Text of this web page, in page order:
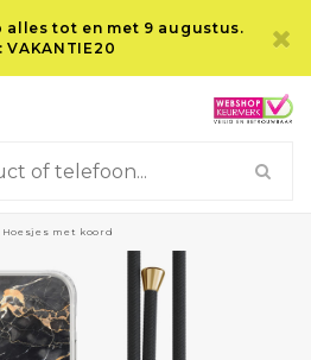
alles tot en met 9 augustus.
VAKANTIE20
Hoesjes met koord